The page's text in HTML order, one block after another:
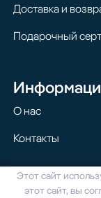
Доставка и
Подарочный
О нас
Контакты
© 2024
Этот сайт
этот сайт, вы